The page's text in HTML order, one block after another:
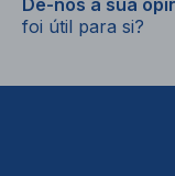
Dê-nos a sua
foi útil para si?